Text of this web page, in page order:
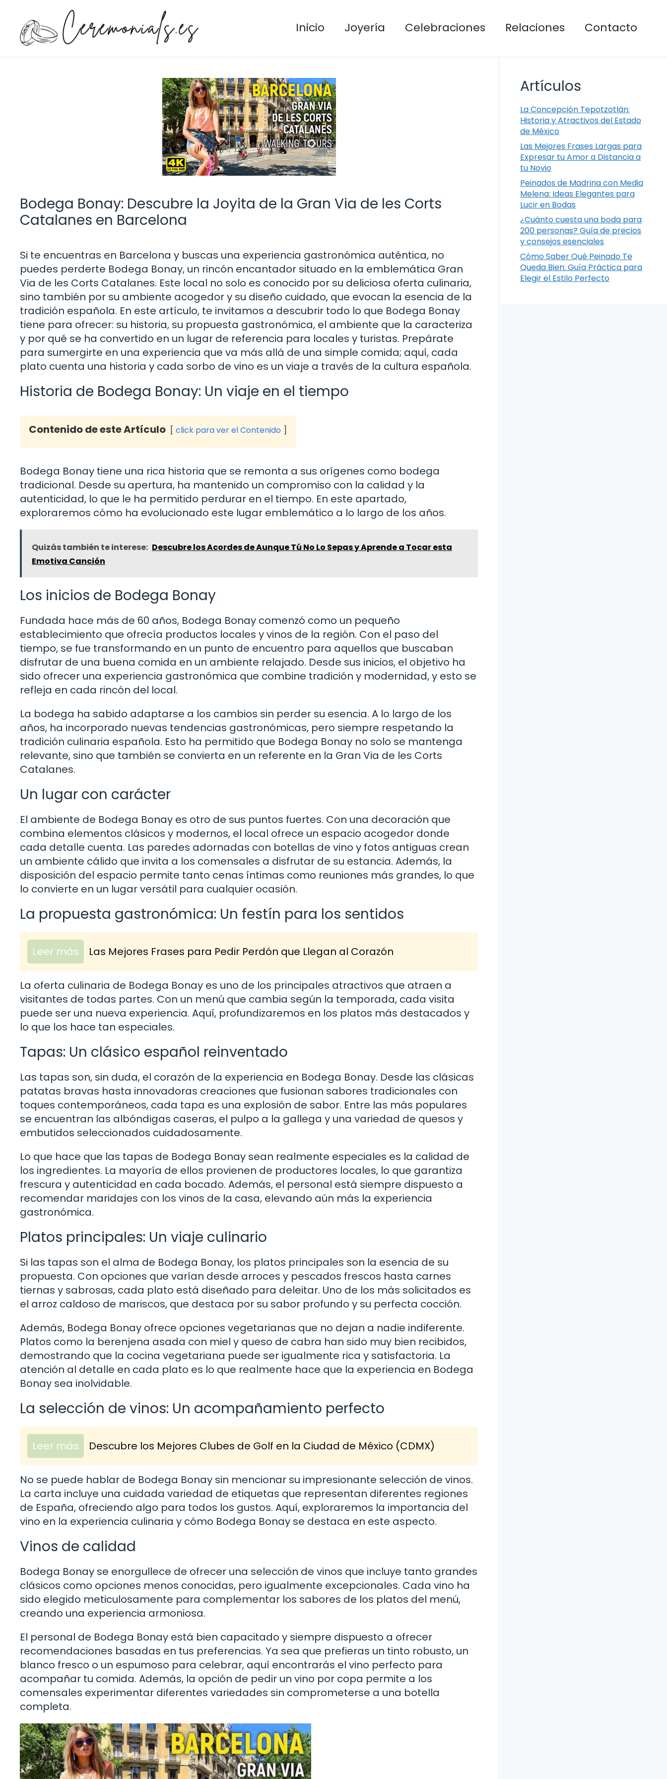
contenido
Inicio Joyería Celebraciones Relaciones Contacto
Bodega Bonay: Descubre la Joyita de la Gran Via de les Corts
Catalanes en Barcelona
Si te encuentras en Barcelona y buscas una experiencia gastronómica auténtica, no
puedes perderte Bodega Bonay, un rincón encantador situado en la emblemática Gran
Via de les Corts Catalanes. Este local no solo es conocido por su deliciosa oferta culinaria,
sino también por su ambiente acogedor y su diseño cuidado, que evocan la esencia de la
tradición española. En este artículo, te invitamos a descubrir todo lo que Bodega Bonay
tiene para ofrecer: su historia, su propuesta gastronómica, el ambiente que la caracteriza
y por qué se ha convertido en un lugar de referencia para locales y turistas. Prepárate
para sumergirte en una experiencia que va más allá de una simple comida; aquí, cada
plato cuenta una historia y cada sorbo de vino es un viaje a través de la cultura española.
Historia de Bodega Bonay: Un viaje en el tiempo
Contenido de este Artículo click para ver el Contenido
Bodega Bonay tiene una rica historia que se remonta a sus orígenes como bodega
tradicional. Desde su apertura, ha mantenido un compromiso con la calidad y la
autenticidad, lo que le ha permitido perdurar en el tiempo. En este apartado,
exploraremos cómo ha evolucionado este lugar emblemático a lo largo de los años.
Quizás también te interese: Descubre los Acordes de Aunque Tú No Lo Sepas y Aprende a Tocar esta
Emotiva Canción
Los inicios de Bodega Bonay
Fundada hace más de 60 años, Bodega Bonay comenzó como un pequeño
establecimiento que ofrecía productos locales y vinos de la región. Con el paso del
tiempo, se fue transformando en un punto de encuentro para aquellos que buscaban
disfrutar de una buena comida en un ambiente relajado. Desde sus inicios, el objetivo ha
sido ofrecer una experiencia gastronómica que combine tradición y modernidad, y esto se
refleja en cada rincón del local.
La bodega ha sabido adaptarse a los cambios sin perder su esencia. A lo largo de los
años, ha incorporado nuevas tendencias gastronómicas, pero siempre respetando la
tradición culinaria española. Esto ha permitido que Bodega Bonay no solo se mantenga
relevante, sino que también se convierta en un referente en la Gran Via de les Corts
Catalanes.
Un lugar con carácter
El ambiente de Bodega Bonay es otro de sus puntos fuertes. Con una decoración que
combina elementos clásicos y modernos, el local ofrece un espacio acogedor donde
cada detalle cuenta. Las paredes adornadas con botellas de vino y fotos antiguas crean
un ambiente cálido que invita a los comensales a disfrutar de su estancia. Además, la
disposición del espacio permite tanto cenas íntimas como reuniones más grandes, lo que
lo convierte en un lugar versátil para cualquier ocasión.
La propuesta gastronómica: Un festín para los sentidos
Leer más Las Mejores Frases para Pedir Perdón que Llegan al Corazón
La oferta culinaria de Bodega Bonay es uno de los principales atractivos que atraen a
visitantes de todas partes. Con un menú que cambia según la temporada, cada visita
puede ser una nueva experiencia. Aquí, profundizaremos en los platos más destacados y
lo que los hace tan especiales.
Tapas: Un clásico español reinventado
Las tapas son, sin duda, el corazón de la experiencia en Bodega Bonay. Desde las clásicas
patatas bravas hasta innovadoras creaciones que fusionan sabores tradicionales con
toques contemporáneos, cada tapa es una explosión de sabor. Entre las más populares
se encuentran las albóndigas caseras, el pulpo a la gallega y una variedad de quesos y
embutidos seleccionados cuidadosamente.
Lo que hace que las tapas de Bodega Bonay sean realmente especiales es la calidad de
los ingredientes. La mayoría de ellos provienen de productores locales, lo que garantiza
frescura y autenticidad en cada bocado. Además, el personal está siempre dispuesto a
recomendar maridajes con los vinos de la casa, elevando aún más la experiencia
gastronómica.
Platos principales: Un viaje culinario
Si las tapas son el alma de Bodega Bonay, los platos principales son la esencia de su
propuesta. Con opciones que varían desde arroces y pescados frescos hasta carnes
tiernas y sabrosas, cada plato está diseñado para deleitar. Uno de los más solicitados es
el arroz caldoso de mariscos, que destaca por su sabor profundo y su perfecta cocción.
Además, Bodega Bonay ofrece opciones vegetarianas que no dejan a nadie indiferente.
Platos como la berenjena asada con miel y queso de cabra han sido muy bien recibidos,
demostrando que la cocina vegetariana puede ser igualmente rica y satisfactoria. La
atención al detalle en cada plato es lo que realmente hace que la experiencia en Bodega
Bonay sea inolvidable.
La selección de vinos: Un acompañamiento perfecto
Leer más Descubre los Mejores Clubes de Golf en la Ciudad de México (CDMX)
No se puede hablar de Bodega Bonay sin mencionar su impresionante selección de vinos.
La carta incluye una cuidada variedad de etiquetas que representan diferentes regiones
de España, ofreciendo algo para todos los gustos. Aquí, exploraremos la importancia del
vino en la experiencia culinaria y cómo Bodega Bonay se destaca en este aspecto.
Vinos de calidad
Bodega Bonay se enorgullece de ofrecer una selección de vinos que incluye tanto grandes
clásicos como opciones menos conocidas, pero igualmente excepcionales. Cada vino ha
sido elegido meticulosamente para complementar los sabores de los platos del menú,
creando una experiencia armoniosa.
El personal de Bodega Bonay está bien capacitado y siempre dispuesto a ofrecer
recomendaciones basadas en tus preferencias. Ya sea que prefieras un tinto robusto, un
blanco fresco o un espumoso para celebrar, aquí encontrarás el vino perfecto para
acompañar tu comida. Además, la opción de pedir un vino por copa permite a los
comensales experimentar diferentes variedades sin comprometerse a una botella
completa.
Artículos
La Concepción Tepotzotlán:
Historia y Atractivos del Estado
de México
Las Mejores Frases Largas para
Expresar tu Amor a Distancia a
tu Novio
Peinados de Madrina con Media
Melena: Ideas Elegantes para
Lucir en Bodas
¿Cuánto cuesta una boda para
200 personas? Guía de precios
y consejos esenciales
Cómo Saber Qué Peinado Te
Queda Bien: Guía Práctica para
Elegir el Estilo Perfecto